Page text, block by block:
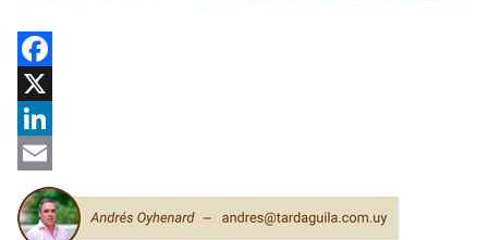
Facebook
X
LinkedIn
Email